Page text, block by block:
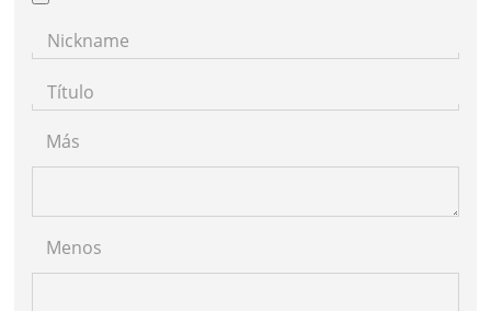
Nickname
Título
Más
Menos